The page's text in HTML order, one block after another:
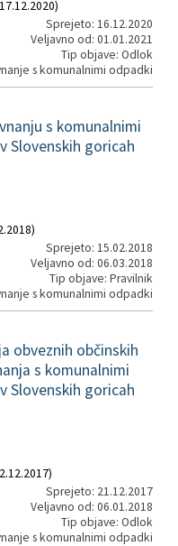
Sprejeto: 16.12.2020
Veljavno od: 01.01.2021
Tip objave: Odlok
s komunalnimi odpadki
s komunalnimi
Slovenskih goricah
Sprejeto: 15.02.2018
Veljavno od: 06.03.2018
Tip objave: Pravilnik
s komunalnimi odpadki
obveznih občinskih
s komunalnimi
Slovenskih goricah
Sprejeto: 21.12.2017
Veljavno od: 06.01.2018
Tip objave: Odlok
s komunalnimi odpadki